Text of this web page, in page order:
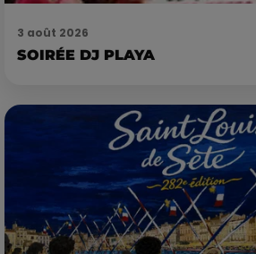
3 août 2026
SOIRÉE DJ PLAYA